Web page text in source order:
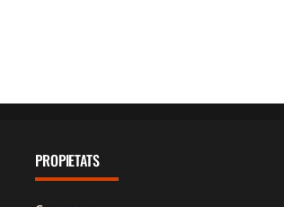
PROPIETATS